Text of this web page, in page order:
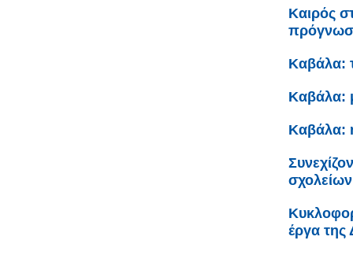
Καιρός
Καβάλα:
Καβάλα:
Καβάλα:
έργα